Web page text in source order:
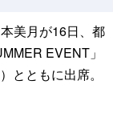
美月が16日、都
EVENT」
とともに出席。